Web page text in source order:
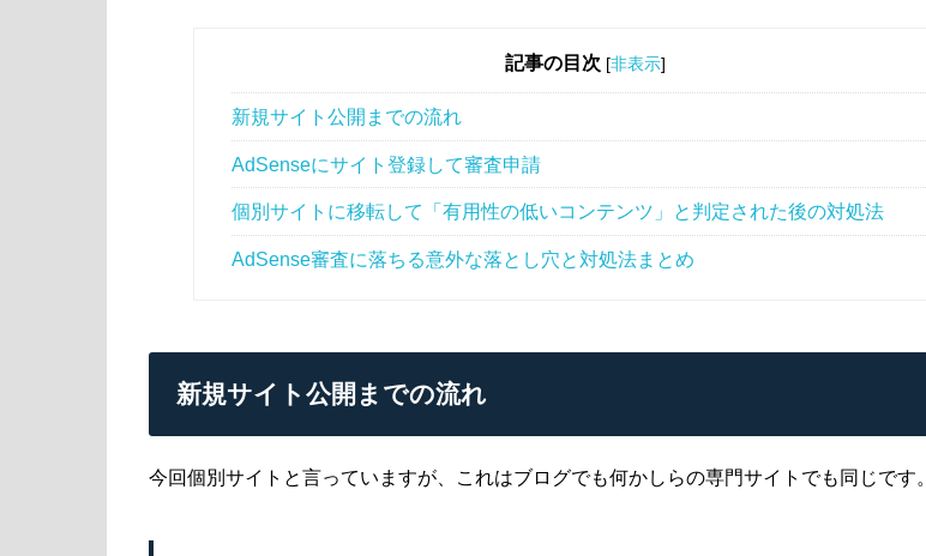
記事の目次 [非表示]
新規サイト公開までの流れ
AdSenseにサイト登録して審査申請
個別サイトに移転して「有用性の低いコンテンツ」と判定された後の対処法
AdSense審査に落ちる意外な落とし穴と対処法まとめ
新規サイト公開までの流れ
今回個別サイトと言っていますが、これはブログでも何かしらの専門サイトでも同じです。